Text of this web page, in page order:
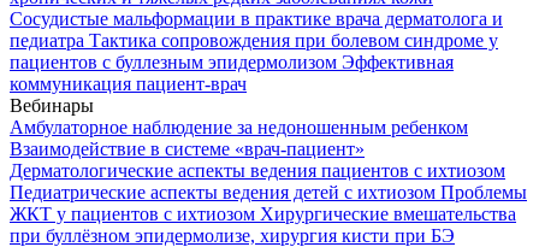
Сосудистые мальформации в практике врача дерматолога и
педиатра Тактика сопровождения при болевом синдроме у
пациентов с буллезным эпидермолизом Эффективная
коммуникация пациент-врач
Вебинары
Амбулаторное наблюдение за недоношенным ребенком
Взаимодействие в системе «врач-пациент»
Дерматологические аспекты ведения пациентов с ихтиозом
Педиатрические аспекты ведения детей с ихтиозом Проблемы
ЖКТ у пациентов с ихтиозом Хирургические вмешательства
при буллёзном эпидермолизе, хирургия кисти при БЭ